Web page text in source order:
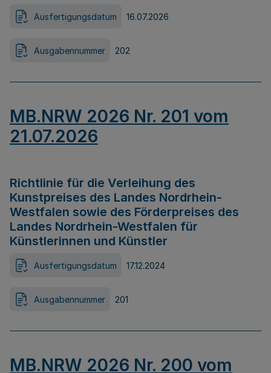
Ausfertigungsdatum 16.07.2026
Ausgabennummer 202
MB.NRW 2026 Nr. 201 vom
21.07.2026
Richtlinie für die Verleihung des
Kunstpreises des Landes Nordrhein-
Westfalen sowie des Förderpreises des
Landes Nordrhein-Westfalen für
Künstlerinnen und Künstler
Ausfertigungsdatum 17.12.2024
Ausgabennummer 201
MB.NRW 2026 Nr. 200 vom